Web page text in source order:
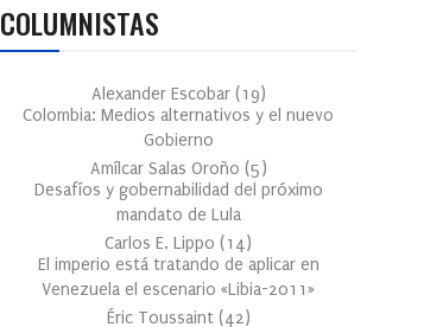
COLUMNISTAS
Alexander Escobar (19)
Colombia: Medios alternativos y el nuevo
Gobierno
Amílcar Salas Oroño (5)
Desafíos y gobernabilidad del próximo
mandato de Lula
Carlos E. Lippo (14)
El imperio está tratando de aplicar en
Venezuela el escenario «Libia-2011»
Éric Toussaint (42)